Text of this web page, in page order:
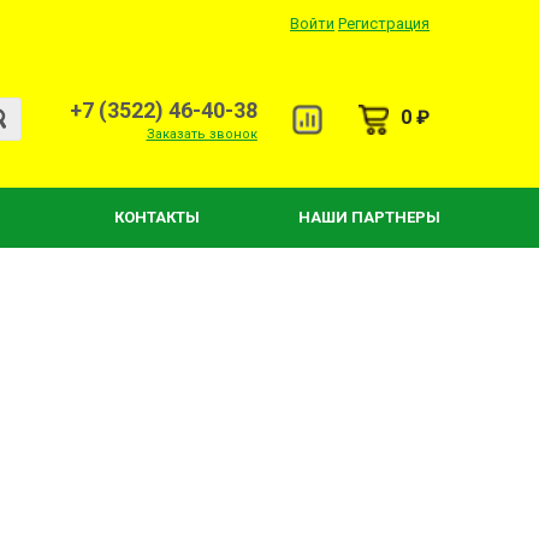
Войти Регистрация
+7 (3522) 46-40-38
Заказать звонок
0 ₽
КОНТАКТЫ НАШИ ПАРТНЕРЫ